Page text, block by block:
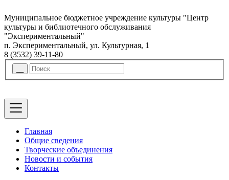
Муниципальное бюджетное учреждение культуры "Центр
культуры и библиотечного обслуживания
"Экспериментальный"
п. Экспериментальный, ул. Культурная, 1
8 (3532) 39-11-80
Главная
Общие сведения
Творческие объединения
Новости и события
Контакты